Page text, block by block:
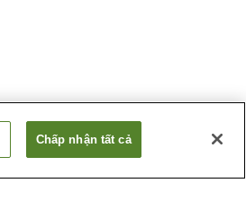
Chấp nhận tất cả